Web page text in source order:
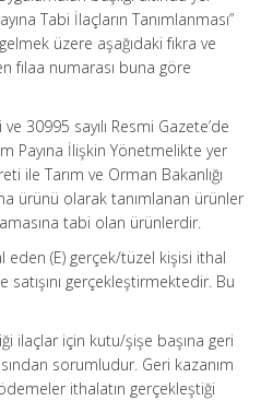
Tabi İlaçların Tanımlanması”
üzere aşağıdaki fıkra ve
fılaa numarası buna göre
30995 sayılı Resmi Gazete’de
Payına İlişkin Yönetmelikte yer
ile Tarım ve Orman Bakanlığı
ürünü olarak tanımlanan ürünler
tabi olan ürünlerdir.
eden (E) gerçek/tüzel kişisi ithal
gerçekleştirmektedir. Bu
ilaçlar için kutu/şişe başına geri
sorumludur. Geri kazanım
ithalatın gerçekleştiği